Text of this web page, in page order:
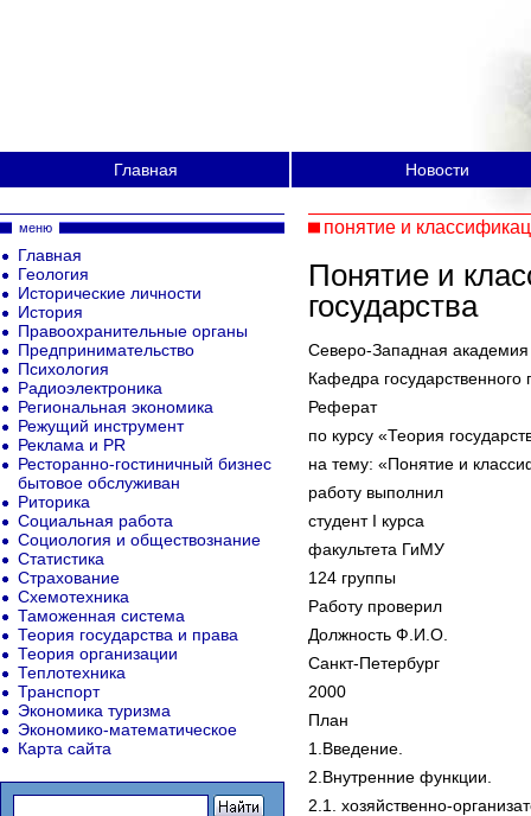
Главная Новости
понятие и
Понятие и
государства
Северо-Западная академия
Кафедра государственного
Реферат
по курсу «Теория
на тему: «Понятие и
работу выполнил
студент I курса
факультета ГиМУ
124 группы
Работу проверил
Должность Ф.И.О.
Санкт-Петербург
2000
План
1.Введение.
2.Внутренние функции.
2.1. хозяйственно-
меню
Главная
Геология
Исторические личности
История
Правоохранительные органы
Предпринимательство
Психология
Радиоэлектроника
Региональная экономика
Режущий инструмент
Реклама и PR
Ресторанно-гостиничный бизнес
бытовое обслуживан
Риторика
Социальная работа
Социология и обществознание
Статистика
Страхование
Схемотехника
Таможенная система
Теория государства и права
Теория организации
Теплотехника
Транспорт
Экономика туризма
Экономико-математическое
Карта сайта